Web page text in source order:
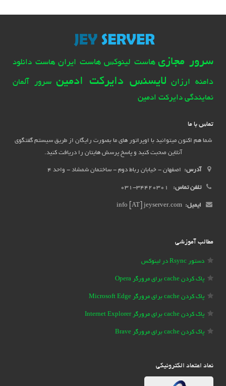
سرور مجازی هاست لینوکس هاست ایران هاست دانلود
دامنه ارزان لایسنس دایرکت ادمین سرور آلمان
نمایندگی دایرکت ادمین
تماس با ما
شما هم اکنون میتوانید با اوپراتور های ما بصورت رایگان از طریق سیستم گفتگوی
آنلاین صحبت کنید و پاسخ پرسش هایتان را دریافت کنید.
آدرس: اصفهان - خیابان رباط دوم - ساختمان شمشاد - واحد 4
تلفن تماس:
ایمیل:
مطالب آموزشی
دستور Rsync در لینوکس
پاک کردن cache برای مرورگر Opera
پاک کردن cache برای مرورگر Microsoft Edge
پاک کردن cache برای مرورگر Internet Explorer
پاک کردن cache برای مرورگر Brave
نماد اعتماد الکترونیکی